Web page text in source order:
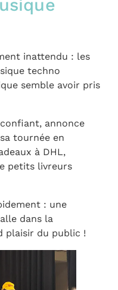
inattendu : les
techno
semble avoir pris
annonce
tournée en
à DHL,
petits livreurs
: une
dans la
plaisir du public !